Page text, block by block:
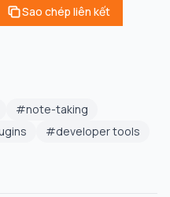
Sao chép liên kết
#note-taking
#developer tools